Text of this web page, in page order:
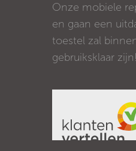
Onze mobiele
en gaan een
toestel zal
gebruiksklaar zijn!